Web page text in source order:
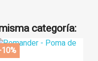
categoría: